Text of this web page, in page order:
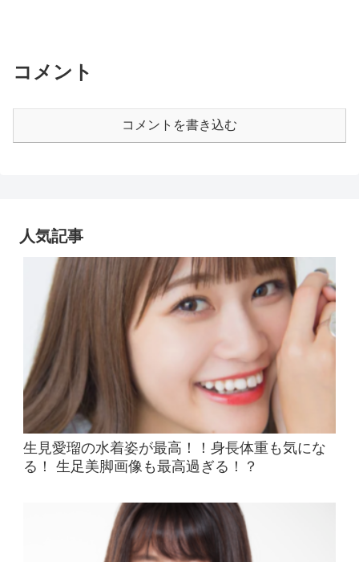
コメント
コメントを書き込む
人気記事
生見愛瑠の水着姿が最高！！身長体重も気にな
る！ 生足美脚画像も最高過ぎる！？